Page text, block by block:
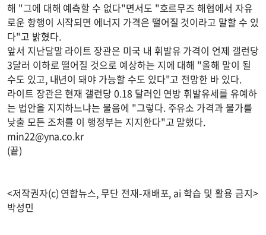
해 "그에 대해 예측할 수 없다"면서도 "호르무즈 해협에서 자유
로운 항행이 시작되면 에너지 가격은 떨어질 것이라고 말할 수 있
다"고 밝혔다.
앞서 지난달말 라이트 장관은 미국 내 휘발유 가격이 언제 갤런당
3달러 이하로 떨어질 것으로 예상하는 지에 대해 "올해 말이 될
수도 있고, 내년이 돼야 가능할 수도 있다"고 전망한 바 있다.
라이트 장관은 현재 갤런당 0.18 달러인 연방 휘발유세를 유예하
는 법안을 지지하느냐는 물음에 "그렇다. 주유소 가격과 물가를
낮출 모든 조처를 이 행정부는 지지한다"고 말했다.
min22@yna.co.kr
(끝)
<저작권자(c) 연합뉴스, 무단 전재-재배포, ai 학습 및 활용 금지>
박성민